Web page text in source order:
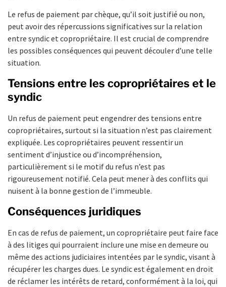
Le refus de paiement par chèque, qu’il soit justifié ou non,
peut avoir des répercussions significatives sur la relation
entre syndic et copropriétaire. Il est crucial de comprendre
les possibles conséquences qui peuvent découler d’une telle
situation.
Tensions entre les copropriétaires et le
syndic
Un refus de paiement peut engendrer des tensions entre
copropriétaires, surtout si la situation n’est pas clairement
expliquée. Les copropriétaires peuvent ressentir un
sentiment d’injustice ou d’incompréhension,
particulièrement si le motif du refus n’est pas
rigoureusement notifié. Cela peut mener à des conflits qui
nuisent à la bonne gestion de l’immeuble.
Conséquences juridiques
En cas de refus de paiement, un copropriétaire peut faire face
à des litiges qui pourraient inclure une mise en demeure ou
même des actions judiciaires intentées par le syndic, visant à
récupérer les charges dues. Le syndic est également en droit
de réclamer les intérêts de retard, conformément à la loi, qui